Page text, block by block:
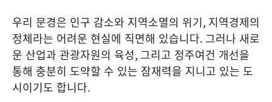
우리 문경은 인구 감소와 지역소멸의 위기, 지역경제의
정체라는 어려운 현실에 직면해 있습니다. 그러나 새로
운 산업과 관광자원의 육성, 그리고 정주여건 개선을
통해 충분히 도약할 수 있는 잠재력을 지니고 있는 도
시이기도 합니다.